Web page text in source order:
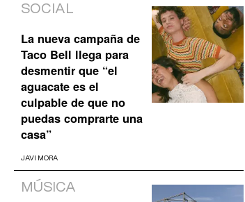
SOCIAL
La nueva campaña de
Taco Bell llega para
desmentir que “el
aguacate es el
culpable de que no
puedas comprarte una
casa”
JAVI MORA
MÚSICA